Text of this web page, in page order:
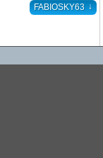
FABIOSKY63 ↓